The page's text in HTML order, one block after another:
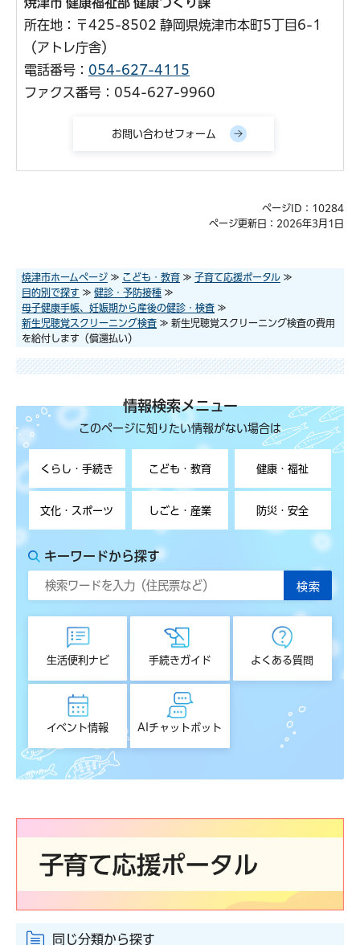
所在地：〒425-8502 静岡県焼津市本町5丁目6-1
（アトレ庁舎）
電話番号： 054-627-4115
ファクス番号：054-627-9960
ページID：10284
ページ更新日：2026年3月1日
焼津市ホームページ ≫ こども・教育 ≫ 子育て応援ポータル ≫
目的別で探す ≫ 健診・予防接種 ≫
母子健康手帳、妊娠期から産後の健診・検査 ≫
新生児聴覚スクリーニング検査 ≫ 新生児聴覚スクリーニング検査の費用
を給付します（償還払い）
情報検索メニュー
このページに知りたい情報がない場合は
くらし・手続き こども・教育 健康・福祉
文化・スポーツ しごと・産業 防災・安全
キーワードから探す
生活便利ナビ 手続きガイド よくある質問
イベント情報 AIチャットボット
同じ分類から探す